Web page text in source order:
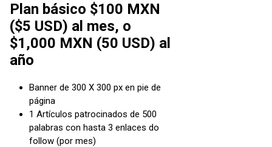
Plan básico $100 MXN
($5 USD) al mes, o
$1,000 MXN (50 USD) al
año
Banner de 300 X 300 px en pie de
página
1 Artículos patrocinados de 500
palabras con hasta 3 enlaces do
follow (por mes)